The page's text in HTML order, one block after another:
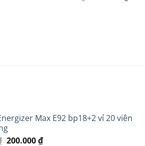
hiện
Max E92 bp18+2 vỉ 20 viên
Giá
200.000₫Giá